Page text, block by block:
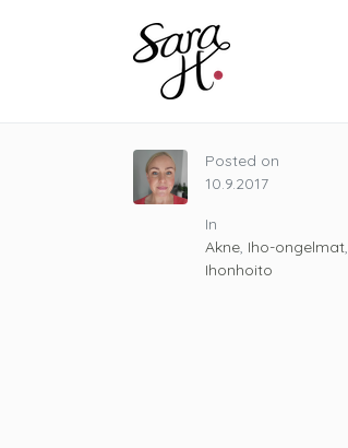
Posted on
10.9.2017
In
Akne, Iho-ongelmat,
Ihonhoito